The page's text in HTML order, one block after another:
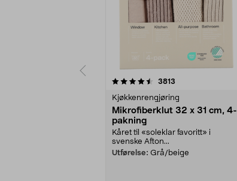
3813
Kjøkkenrengjøring
Mikrofiberklut 32 x 31 cm, 4-
pakning
Kåret til «soleklar favoritt» i
svenske Afton...
Utførelse: Grå/beige
4.5av 5 stjerner